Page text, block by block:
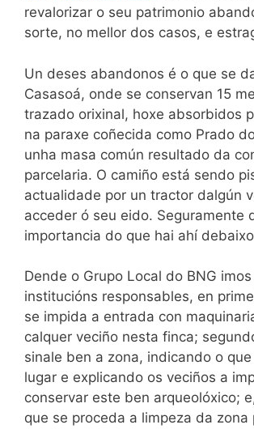
revalorizar o seu patrimonio
sorte, no mellor dos casos, e
Un deses abandonos é o que se
Casasoá, onde se conservan 15
trazado orixinal, hoxe absorbidos
na paraxe coñecida como Prado
unha masa común resultado da
parcelaria. O camiño está sendo
actualidade por un tractor dalgún
acceder ó seu eido. Seguramente
importancia do que hai ahí
Dende o Grupo Local do BNG
institucións responsables, en
se impida a entrada con
calquer veciño nesta finca;
sinale ben a zona, indicando o
lugar e explicando os veciños a
conservar este ben arqueolóxico;
que se proceda a limpeza da zona